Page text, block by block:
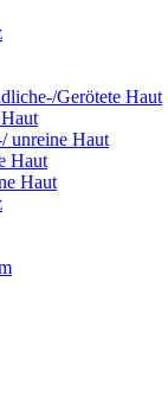
Gerötete Haut
unreine Haut
Haut
Haut